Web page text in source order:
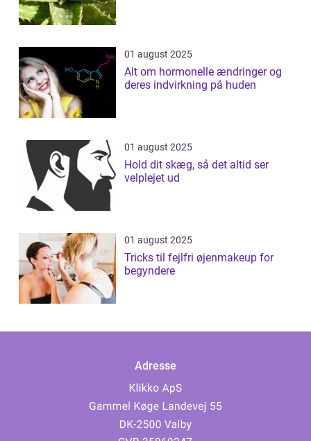
01 august 2025
Alt om hormonelle ændringer og
deres indvirkning på huden
01 august 2025
Hold dit skæg, så det altid ser
velplejet ud
01 august 2025
Tricks til fejlfri øjenmakeup for
begyndere
Adresse